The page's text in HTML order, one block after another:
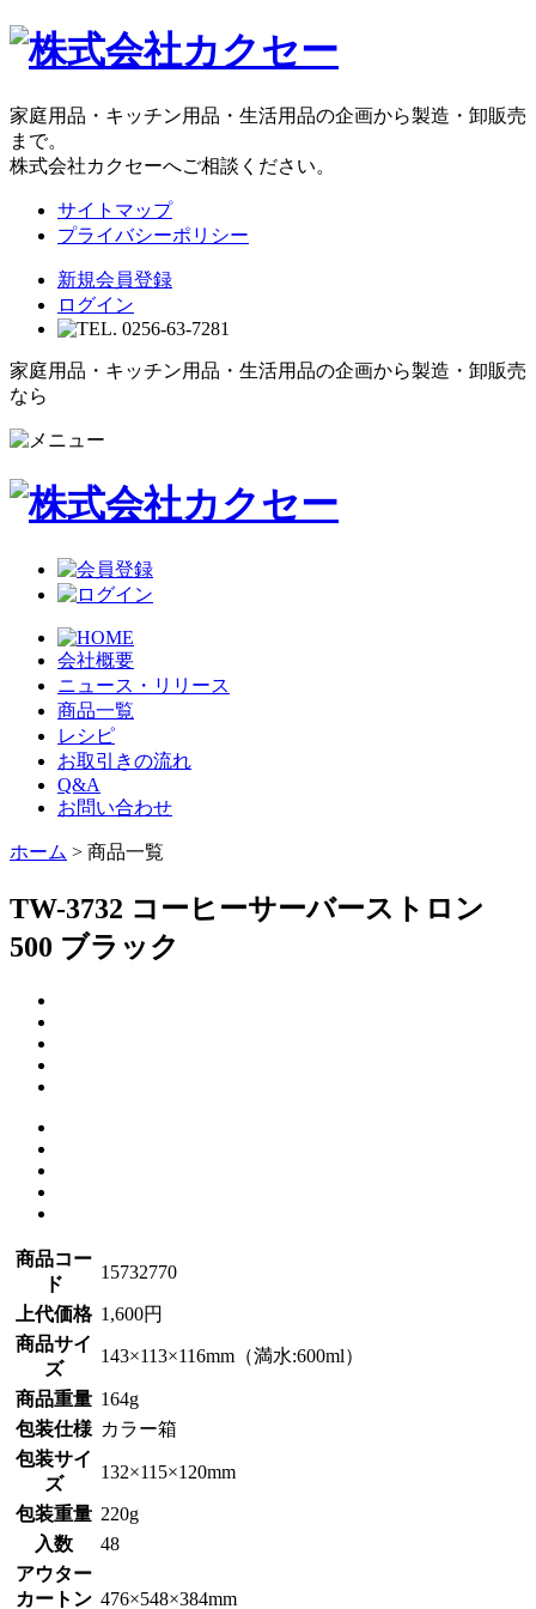
家庭用品・キッチン用品・生活用品の企画から製造・卸販売
まで。
株式会社カクセーへご相談ください。
サイトマップ
プライバシーポリシー
新規会員登録
ログイン
家庭用品・キッチン用品・生活用品の企画から製造・卸販売
なら
会社概要
ニュース・リリース
商品一覧
レシピ
お取引きの流れ
Q&A
お問い合わせ
ホーム > 商品一覧
TW-3732 コーヒーサーバーストロン
500 ブラック
商品コー
ド
15732770
上代価格 1,600円
商品サイ
ズ
143×113×116mm（満水:600ml）
商品重量 164g
包装仕様 カラー箱
包装サイ
ズ
132×115×120mm
包装重量 220g
入数
48
アウター
カートン 476×548×384mm